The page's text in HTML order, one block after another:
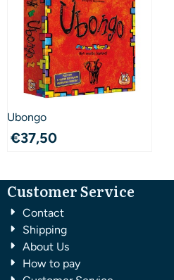
Ubongo
€37,50
Customer Service
Contact
Shipping
About Us
How to pay